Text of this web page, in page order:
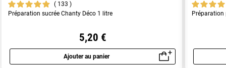
133
Préparation sucrée Chanty Déco 1 litre
5,20 €
Ajouter au panier
Aperçu rapide
Préparation